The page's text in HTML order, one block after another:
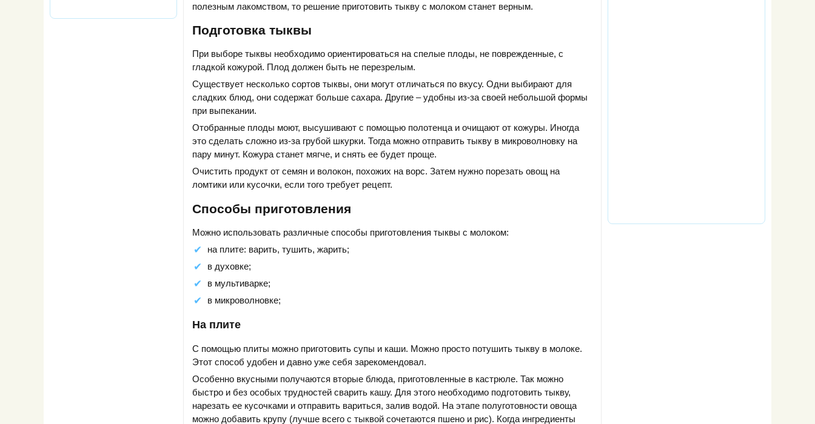
полезным лакомством, то решение приготовить тыкву с молоком станет верным.
Подготовка тыквы
При выборе тыквы необходимо ориентироваться на спелые плоды, не поврежденные, с
гладкой кожурой. Плод должен быть не перезрелым.
Существует несколько сортов тыквы, они могут отличаться по вкусу. Одни выбирают для
сладких блюд, они содержат больше сахара. Другие – удобны из-за своей небольшой формы
при выпекании.
Отобранные плоды моют, высушивают с помощью полотенца и очищают от кожуры. Иногда
это сделать сложно из-за грубой шкурки. Тогда можно отправить тыкву в микроволновку на
пару минут. Кожура станет мягче, и снять ее будет проще.
Очистить продукт от семян и волокон, похожих на ворс. Затем нужно порезать овощ на
ломтики или кусочки, если того требует рецепт.
Способы приготовления
Можно использовать различные способы приготовления тыквы с молоком:
на плите: варить, тушить, жарить;
в духовке;
в мультиварке;
в микроволновке;
На плите
С помощью плиты можно приготовить супы и каши. Можно просто потушить тыкву в молоке.
Этот способ удобен и давно уже себя зарекомендовал.
Особенно вкусными получаются вторые блюда, приготовленные в кастрюле. Так можно
быстро и без особых трудностей сварить кашу. Для этого необходимо подготовить тыкву,
нарезать ее кусочками и отправить вариться, залив водой. На этапе полуготовности овоща
можно добавить крупу (лучше всего с тыквой сочетаются пшено и рис). Когда ингредиенты